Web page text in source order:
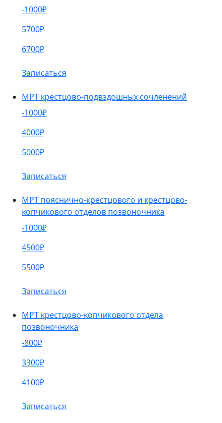
-1000₽
5700₽
6700₽
Записаться
МРТ крестцово-подвздошных сочленений
-1000₽
4000₽
5000₽
Записаться
МРТ пояснично-крестцового и крестцово-
копчикового отделов позвоночника
-1000₽
4500₽
5500₽
Записаться
МРТ крестцово-копчикового отдела
позвоночника
-800₽
3300₽
4100₽
Записаться